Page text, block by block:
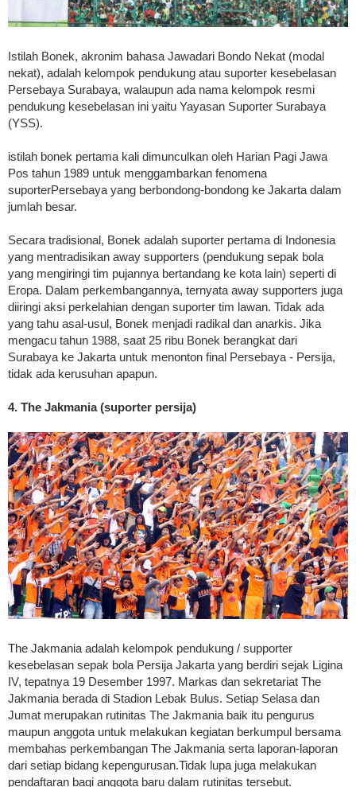
Istilah Bonek, akronim bahasa Jawadari Bondo Nekat (modal
nekat), adalah kelompok pendukung atau suporter kesebelasan
Persebaya Surabaya, walaupun ada nama kelompok resmi
pendukung kesebelasan ini yaitu Yayasan Suporter Surabaya
(YSS).
istilah bonek pertama kali dimunculkan oleh Harian Pagi Jawa
Pos tahun 1989 untuk menggambarkan fenomena
suporterPersebaya yang berbondong-bondong ke Jakarta dalam
jumlah besar.
Secara tradisional, Bonek adalah suporter pertama di Indonesia
yang mentradisikan away supporters (pendukung sepak bola
yang mengiringi tim pujannya bertandang ke kota lain) seperti di
Eropa. Dalam perkembangannya, ternyata away supporters juga
diiringi aksi perkelahian dengan suporter tim lawan. Tidak ada
yang tahu asal-usul, Bonek menjadi radikal dan anarkis. Jika
mengacu tahun 1988, saat 25 ribu Bonek berangkat dari
Surabaya ke Jakarta untuk menonton final Persebaya - Persija,
tidak ada kerusuhan apapun.
4. The Jakmania (suporter persija)
The Jakmania adalah kelompok pendukung / supporter
kesebelasan sepak bola Persija Jakarta yang berdiri sejak Ligina
IV, tepatnya 19 Desember 1997. Markas dan sekretariat The
Jakmania berada di Stadion Lebak Bulus. Setiap Selasa dan
Jumat merupakan rutinitas The Jakmania baik itu pengurus
maupun anggota untuk melakukan kegiatan berkumpul bersama
membahas perkembangan The Jakmania serta laporan-laporan
dari setiap bidang kepengurusan.Tidak lupa juga melakukan
pendaftaran bagi anggota baru dalam rutinitas tersebut.